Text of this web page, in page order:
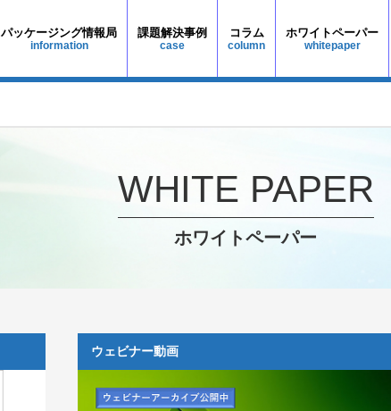
ホワイトペーパー
コラム
課題解決事例
パッケージング情報局
WHITE PAPER
ホワイトペーパー
ウェビナー動画